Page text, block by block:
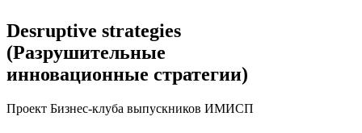
Desruptive strategies
(Разрушительные
инновационные стратегии)
Проект Бизнес-клуба выпускников ИМИСП